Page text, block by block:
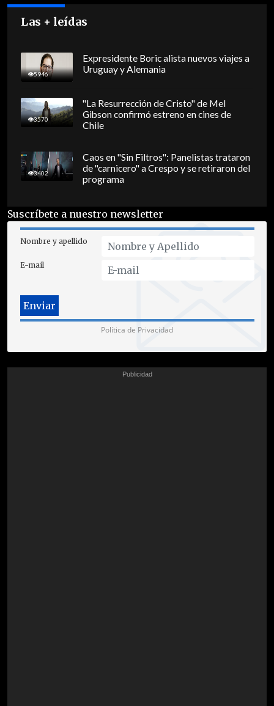
Las + leídas
5946
Expresidente Boric alista nuevos viajes a
Uruguay y Alemania
3570
"La Resurrección de Cristo" de Mel
Gibson confirmó estreno en cines de
Chile
3402
Caos en "Sin Filtros": Panelistas trataron
de "carnicero" a Crespo y se retiraron del
programa
Suscríbete a nuestro newsletter
Nombre y apellido
E-mail
Política de Privacidad